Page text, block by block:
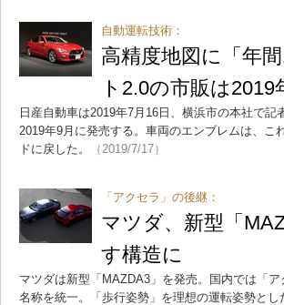
自動運転技術：
高精度地図に「年
ト2.0の市販は2019
日産自動車は2019年7月16日、横浜市の本社で
2019年9月に発売する。車両のエンブレムは、
ドに戻した。
（2019/7/17）
「アクセラ」の後継：
マツダ、新型「
す構造に
マツダは新型「MAZDA3」を発売。国内では「
名称を統一。「歩行姿勢」を理想の運転姿勢と